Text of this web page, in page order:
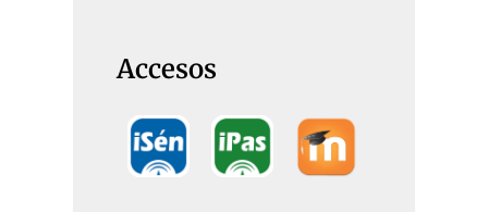
Accesos